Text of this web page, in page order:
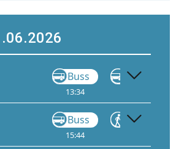
Buss
13:34
VY710
Buss
15:44
Gå